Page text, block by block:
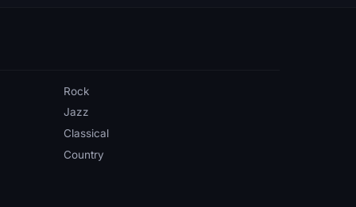
Rock
Jazz
Classical
Country